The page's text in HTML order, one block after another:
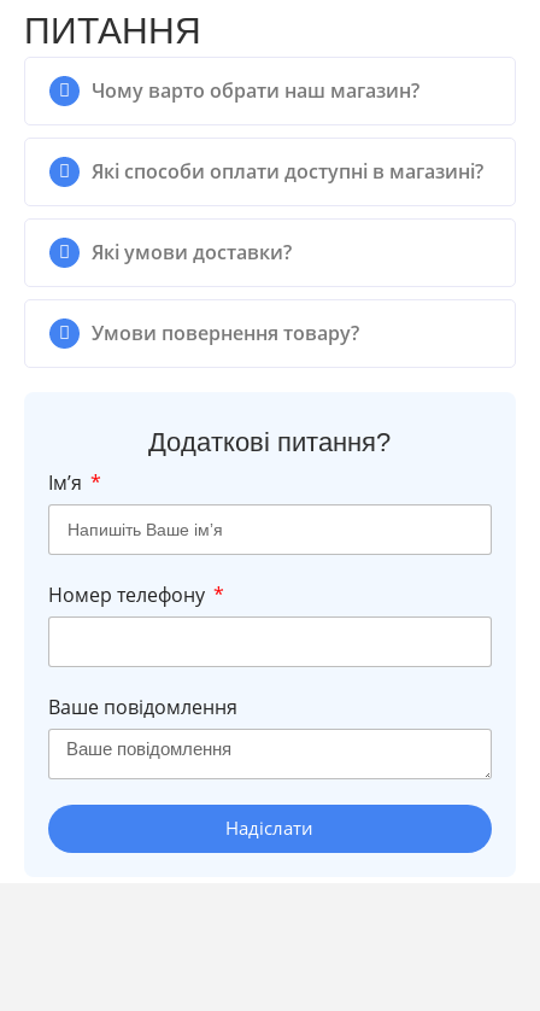
ПИТАННЯ
Чому варто обрати наш магазин?
Які способи оплати доступні в магазині?
Які умови доставки?
Умови повернення товару?
Додаткові питання?
Імʼя
Номер телефону
Ваше повідомлення
Надіслати